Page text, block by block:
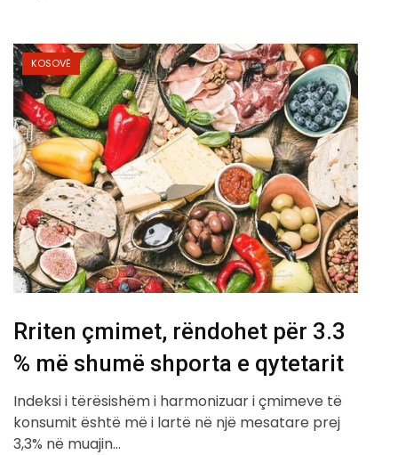
KOSOVË
Rriten çmimet, rëndohet për 3.3
% më shumë shporta e qytetarit
Indeksi i tërësishëm i harmonizuar i çmimeve të
konsumit është më i lartë në një mesatare prej
3,3% në muajin…